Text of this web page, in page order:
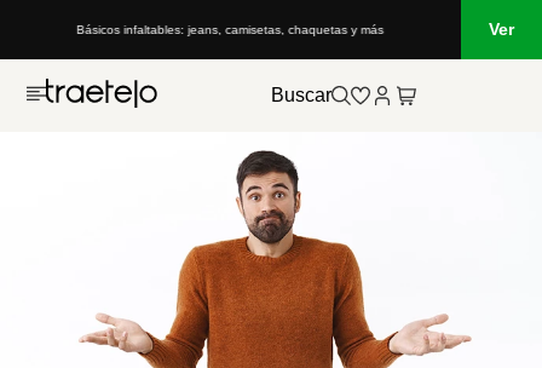
Básicos infaltables: jeans, camisetas, chaquetas y más Ver
Buscar